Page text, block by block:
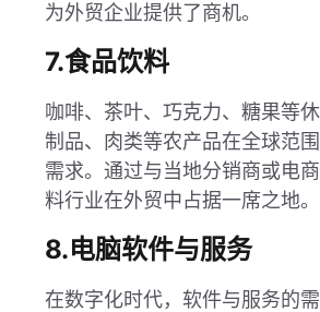
为外贸企业提供了商机。
7.食品饮料
咖啡、茶叶、巧克力、糖果等
制品、肉类等农产品在全球范
需求。通过与当地分销商或电
料行业在外贸中占据一席之地。
8.电脑软件与服务
在数字化时代，软件与服务的需